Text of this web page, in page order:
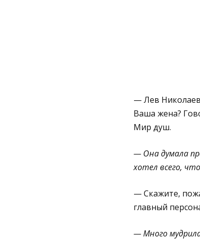
— Лев
Ваша жена?
Мир душ.
— Она думала
хотел всего,
— Скажите,
главный
— Много